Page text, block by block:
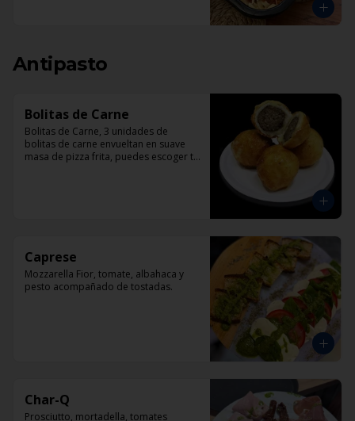
Antipasto
Bolitas de Carne
Bolitas de Carne, 3 unidades de
bolitas de carne envueltan en suave
masa de pizza frita, puedes escoger tu
Caprese
Mozzarella Fior, tomate, albahaca y
pesto acompañado de tostadas.
Char-Q
Prosciutto, mortadella, tomates